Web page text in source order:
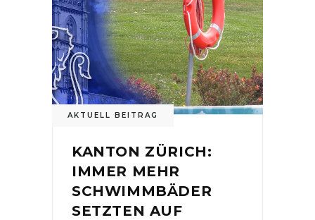
AKTUELL BEITRAG
KANTON ZÜRICH:
IMMER MEHR
SCHWIMMBÄDER
SETZTEN AUF